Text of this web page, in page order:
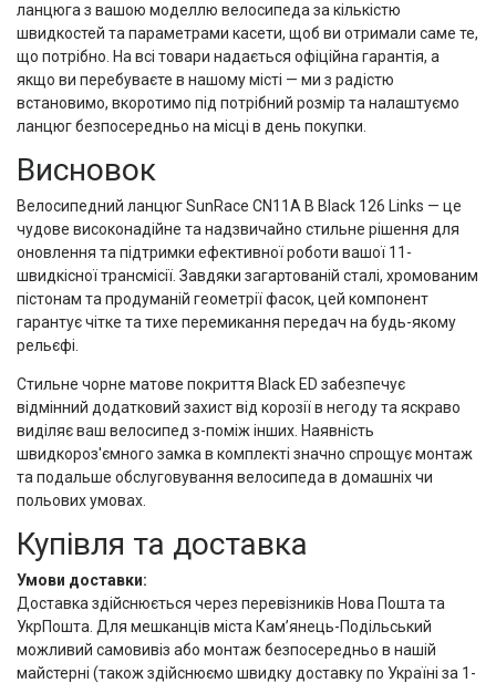
ланцюга з вашою моделлю велосипеда за кількістю
швидкостей та параметрами касети, щоб ви отримали саме те,
що потрібно. На всі товари надається офіційна гарантія, а
якщо ви перебуваєте в нашому місті — ми з радістю
встановимо, вкоротимо під потрібний розмір та налаштуємо
ланцюг безпосередньо на місці в день покупки.
Висновок
Велосипедний ланцюг SunRace CN11A B Black 126 Links — це
чудове високонадійне та надзвичайно стильне рішення для
оновлення та підтримки ефективної роботи вашої 11-
швидкісної трансмісії. Завдяки загартованій сталі, хромованим
пістонам та продуманій геометрії фасок, цей компонент
гарантує чітке та тихе перемикання передач на будь-якому
рельєфі.
Стильне чорне матове покриття Black ED забезпечує
відмінний додатковий захист від корозії в негоду та яскраво
виділяє ваш велосипед з-поміж інших. Наявність
швидкороз'ємного замка в комплекті значно спрощує монтаж
та подальше обслуговування велосипеда в домашніх чи
польових умовах.
Купівля та доставка
Умови доставки:
Доставка здійснюється через перевізників Нова Пошта та
УкрПошта. Для мешканців міста Кам’янець-Подільський
можливий самовивіз або монтаж безпосередньо в нашій
майстерні (також здійснюємо швидку доставку по Україні за 1-